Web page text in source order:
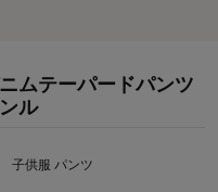
ムテーパードパンツ
ル
子供服 パンツ